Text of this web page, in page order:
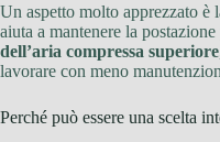
Un aspetto molto apprezzato è
aiuta a mantenere la
dell’aria compressa superiore
lavorare con meno
Perché può essere una scelta